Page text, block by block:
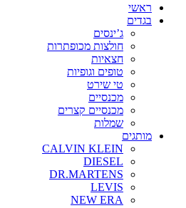
ראשי
בגדים
ג’ינסים
חולצות מכופתרות
חצאיות
טופים וגופיות
טי שירט
מכנסיים
מכנסיים קצרים
שמלות
מותגים
CALVIN KLEIN
DIESEL
DR.MARTENS
LEVIS
NEW ERA